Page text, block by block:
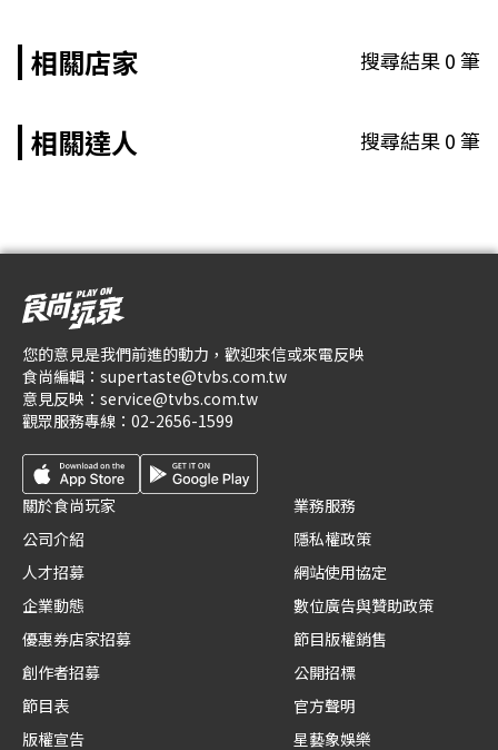
相關店家 搜尋結果0筆
相關達人 搜尋結果0筆
您的意見是我們前進的動力，歡迎來信或來電反映
食尚編輯： supertaste@tvbs.com.tw
意見反映： service@tvbs.com.tw
觀眾服務專線： 02-2656-1599
關於食尚玩家
公司介紹
人才招募
企業動態
優惠券店家招募
創作者招募
節目表
版權宣告
業務服務
隱私權政策
網站使用協定
數位廣告與贊助政策
節目版權銷售
公開招標
官方聲明
星藝象娛樂